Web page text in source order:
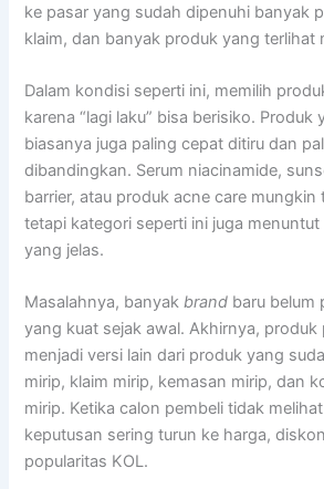
ke pasar yang sudah dipenuhi banyak
klaim, dan banyak produk yang terlihat
Dalam kondisi seperti ini, memilih
karena “lagi laku” bisa berisiko. Produk
biasanya juga paling cepat ditiru dan
dibandingkan. Serum niacinamide,
barrier, atau produk acne care mungkin
tetapi kategori seperti ini juga
yang jelas.
Masalahnya, banyakbrand baru belum
yang kuat sejak awal. Akhirnya, produk
menjadi versi lain dari produk yang
mirip, klaim mirip, kemasan mirip, dan
mirip. Ketika calon pembeli tidak
keputusan sering turun ke harga,
popularitas KOL.